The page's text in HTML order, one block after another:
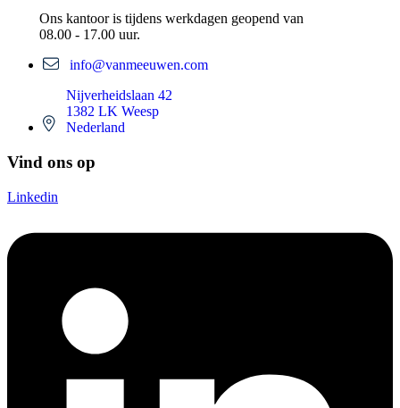
Ons kantoor is tijdens werkdagen geopend van
08.00 - 17.00 uur.
info@vanmeeuwen.com
Nijverheidslaan 42
1382 LK Weesp
Nederland
Vind ons op
Linkedin